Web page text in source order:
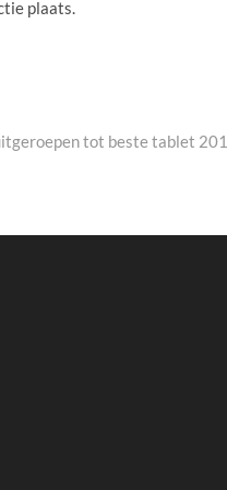
plaats.
tot beste tablet